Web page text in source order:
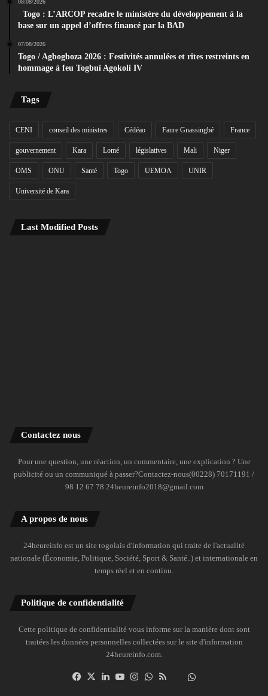
Togo : L’ARCOP recadre le ministère du développement à la
base sur un appel d’offres financé par la BAD
07/08/2026
Togo / Agbogboza 2026 : Festivités annulées et rites restreints en
hommage à feu Togbuï Agokoli IV
Tags
CENI conseil des ministres Cédéao Faure Gnassingbé France
gouvernement Kara Lomé législatives Mali Niger
OMS ONU Santé Togo UEMOA UNIR
Université de Kara
Last Modified Posts
Contactez nous
Pour une question, une réaction, un commentaire, une explication ? Une
publicité ou un communiqué à passer?Contactez-nous(00228) 70171191 /
98 12 67 78 24heureinfo2018@gmail.com
A propos de nous
24heureinfo est un site togolais d'information qui traite de l'actualité
nationale (Économie, Politique, Société, Sport & Santé..) et internationale en
temps réel et en continu.
Politique de confidentialité
Cette politique de confidentialité vous informe sur la manière dont sont
traitées les données personnelles collectées sur le site d'information
24heureinfo.com.
Facebook
X LinkedinYouTubeInstagramWhatsAppDailymotion